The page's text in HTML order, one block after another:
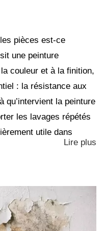
pièces est-ce
une peinture
couleur et à la finition,
: la résistance aux
qu’intervient la peinture
les lavages répétés
utile dans
Lire plus